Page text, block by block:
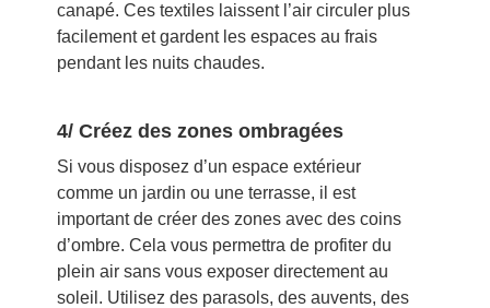
canapé. Ces textiles laissent l’air circuler plus
facilement et gardent les espaces au frais
pendant les nuits chaudes.
4/ Créez des zones ombragées
Si vous disposez d’un espace extérieur
comme un jardin ou une terrasse, il est
important de créer des zones avec des coins
d’ombre. Cela vous permettra de profiter du
plein air sans vous exposer directement au
soleil. Utilisez des parasols, des auvents, des